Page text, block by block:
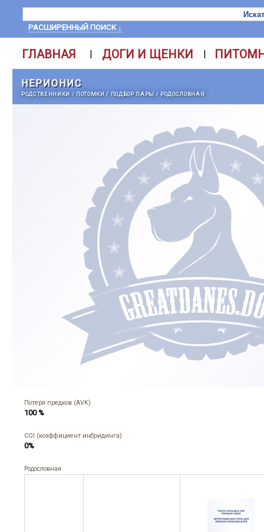
РАСШИРЕННЫЙ ПОИСК ↓
ГЛАВНАЯ | ДОГИ И ЩЕНКИ |
НЕРИОНИС
РОДСТВЕННИКИ / ПОТОМКИ/ ПОДБОР ПАРЫ / РОДОСЛОВНАЯ
Потеря предков (AVK)
100 %
COI (коэффициент инбридинга)
0%
Родословная